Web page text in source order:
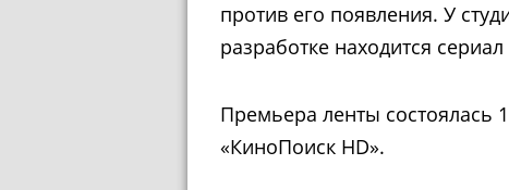
против его появления. У
разработке находится
Премьера ленты состоялась
«КиноПоиск HD».